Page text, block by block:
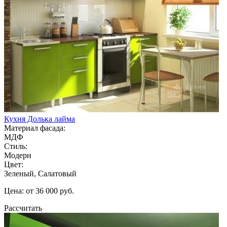
Кухня Долька лайма
Материал фасада:
МДФ
Стиль:
Модерн
Цвет:
Зеленый, Салатовый
Цена: от 36 000 руб.
Рассчитать